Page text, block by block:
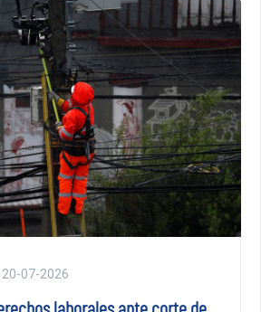
20-07-2026
laborales ante corte de